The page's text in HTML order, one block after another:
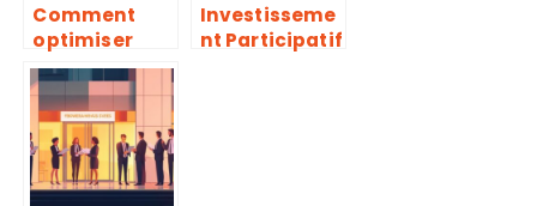
Comment
optimiser
votre
patrimoine
avec un
cabinet de
conseil
indépendant
Investisseme
nt Participatif